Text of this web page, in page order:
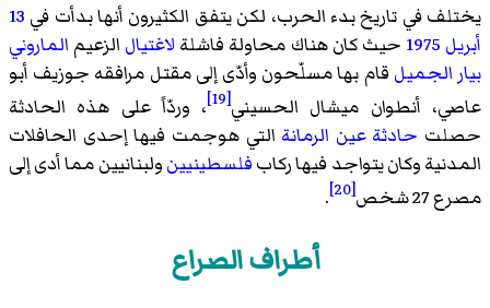
يختلف في تاريخ بدء الحرب، لكن يتفق الكثيرون أنها بدأت في 13
أبريل 1975 حيث كان هناك محاولة فاشلة لاغتيال الزعيم الماروني
بيار الجميل قام بها مسلّحون وأدّى إلى مقتل مرافقه جوزيف أبو
عاصي، أنطوان ميشال الحسيني[19]
، وردّاً على هذه الحادثة
حصلت حادثة عين الرمانة التي هوجمت فيها إحدى الحافلات
المدنية وكان يتواجد فيها ركابفلسطينيينولبنانيين مما أدى إلى
مصرع 27 شخص
[20]
.
أطراف الصراع